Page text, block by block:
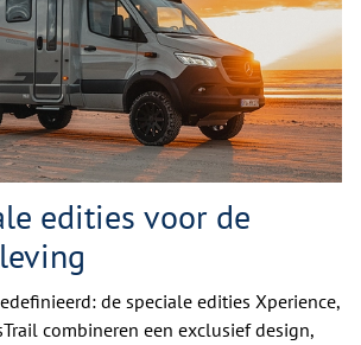
edities voor de
de speciale edities Xperience,
combineren een exclusief design,